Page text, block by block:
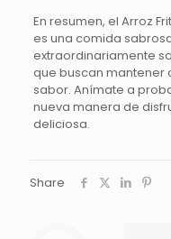
En resumen, el Arroz
es una comida
extraordinariamente
que buscan mantener
sabor. Anímate a
nueva manera de
deliciosa.
Share